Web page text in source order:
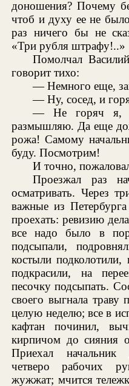
доношения? Почему
чтоб и духу ее не
раз ничего бы не
«Три рубля штрафу!..»
Помолчал
говорит тихо:
— Немного еще,
— Ну, сосед, и
— Не горяч я,
размышляю. Да еще
рожа! Самому
буду. Посмотрим!
И точно,
Проезжал раз
осматривать. Через
важные из
проехать: ревизию
все надо было в
подсыпали,
костыли подколотили,
подкрасили, на
песочку подсыпать.
своего выгнала траву
целую неделю; все в
кафтан починил,
кирпичом до сияния
Приехал начальник
четверо рабочих
жужжат; мчится